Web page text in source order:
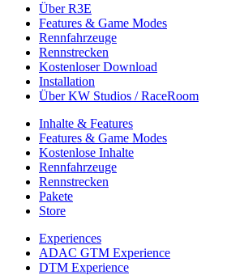
Über R3E
Features & Game Modes
Rennfahrzeuge
Rennstrecken
Kostenloser Download
Installation
Über KW Studios / RaceRoom
Inhalte & Features
Features & Game Modes
Kostenlose Inhalte
Rennfahrzeuge
Rennstrecken
Pakete
Store
Experiences
ADAC GTM Experience
DTM Experience